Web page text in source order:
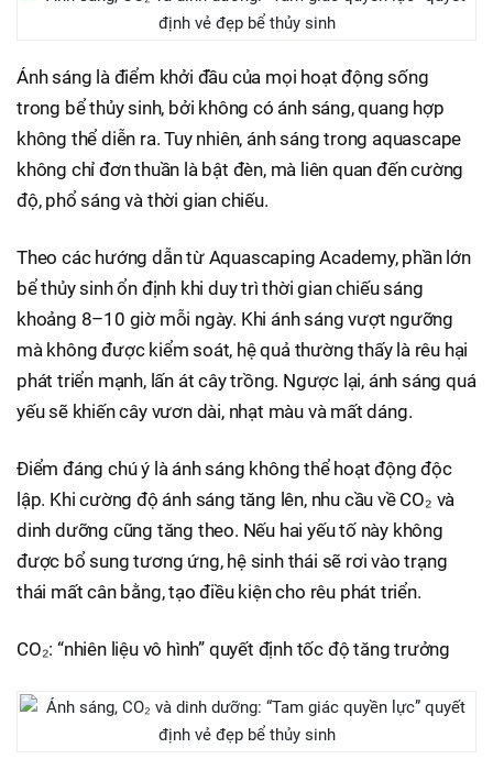
Ánh sáng là điểm khởi đầu của mọi hoạt động sống
trong bể thủy sinh, bởi không có ánh sáng, quang hợp
không thể diễn ra. Tuy nhiên, ánh sáng trong aquascape
không chỉ đơn thuần là bật đèn, mà liên quan đến cường
độ, phổ sáng và thời gian chiếu.
Theo các hướng dẫn từ Aquascaping Academy, phần lớn
bể thủy sinh ổn định khi duy trì thời gian chiếu sáng
khoảng 8–10 giờ mỗi ngày. Khi ánh sáng vượt ngưỡng
mà không được kiểm soát, hệ quả thường thấy là rêu hại
phát triển mạnh, lấn át cây trồng. Ngược lại, ánh sáng quá
yếu sẽ khiến cây vươn dài, nhạt màu và mất dáng.
Điểm đáng chú ý là ánh sáng không thể hoạt động độc
lập. Khi cường độ ánh sáng tăng lên, nhu cầu về CO₂ và
dinh dưỡng cũng tăng theo. Nếu hai yếu tố này không
được bổ sung tương ứng, hệ sinh thái sẽ rơi vào trạng
thái mất cân bằng, tạo điều kiện cho rêu phát triển.
CO₂: “nhiên liệu vô hình” quyết định tốc độ tăng trưởng